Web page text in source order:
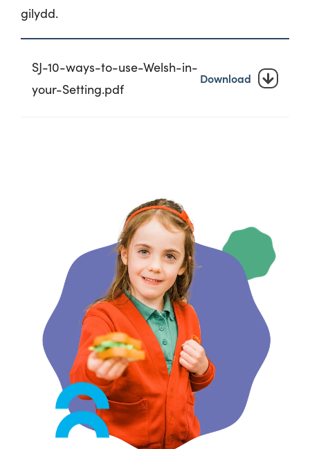
gilydd.
SJ-10-ways-to-use-Welsh-in-
your-Setting.pdf
Download